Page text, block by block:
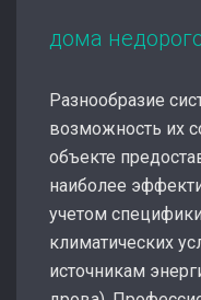
дома
Разнообразие
возможность их
объекте
наиболее
учетом
климатических
источникам